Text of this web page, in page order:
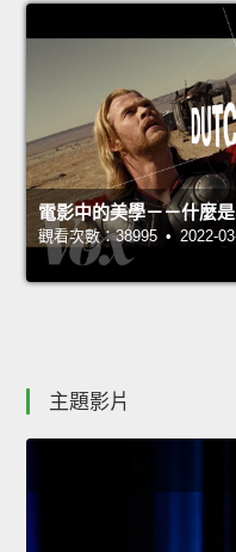
電影中的美學－－什麼
觀看次數：38995 • 2022-
主題影片